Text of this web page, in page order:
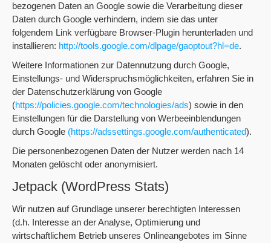
bezogenen Daten an Google sowie die Verarbeitung dieser
Daten durch Google verhindern, indem sie das unter
folgendem Link verfügbare Browser-Plugin herunterladen und
installieren: http://tools.google.com/dlpage/gaoptout?hl=de.
Weitere Informationen zur Datennutzung durch Google,
Einstellungs- und Widerspruchsmöglichkeiten, erfahren Sie in
der Datenschutzerklärung von Google
(https://policies.google.com/technologies/ads) sowie in den
Einstellungen für die Darstellung von Werbeeinblendungen
durch Google (https://adssettings.google.com/authenticated).
Die personenbezogenen Daten der Nutzer werden nach 14
Monaten gelöscht oder anonymisiert.
Jetpack (WordPress Stats)
Wir nutzen auf Grundlage unserer berechtigten Interessen
(d.h. Interesse an der Analyse, Optimierung und
wirtschaftlichem Betrieb unseres Onlineangebotes im Sinne